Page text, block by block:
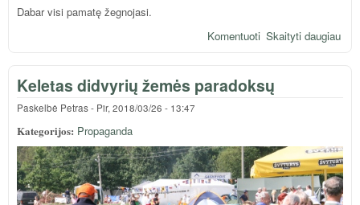
Dabar visi pamatę žegnojasi.
Skaityti daugiauapie
Komentuoti
Keletas didvyrių žemės paradoksų
Paskelbė Petras- Pir, 2018/03/26 - 13:47
Kategorijos: Propaganda